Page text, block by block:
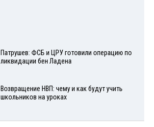
Патрушев: ФСБ и ЦРУ готовили операцию по
ликвидации бен Ладена
Возвращение НВП: чему и как будут учить
школьников на уроках